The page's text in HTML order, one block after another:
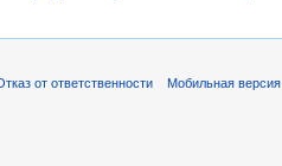
от ответственности Мобильная версия